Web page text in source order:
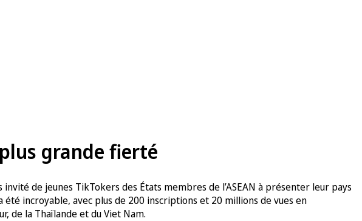
grande fierté
invité de jeunes TikTokers des États membres de l’ASEAN à présenter leur pays
incroyable, avec plus de 200 inscriptions et 20 millions de vues en
de la Thaïlande et du Viet Nam.